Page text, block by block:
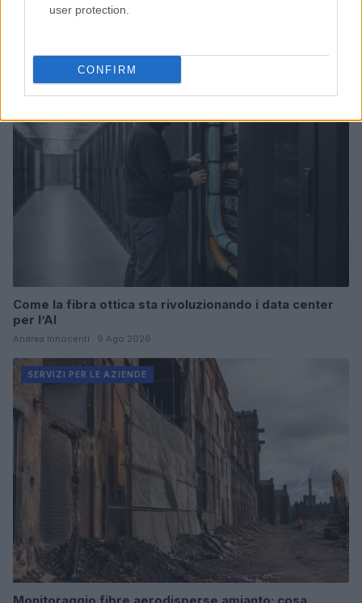
user protection.
CONFIRM
Come la fibra ottica sta rivoluzionando i data center
per l’AI
Andrea Innocenti · 9 Ago 2026
SERVIZI PER LE AZIENDE
Monitoraggio fibre aerodisperse amianto: cosa